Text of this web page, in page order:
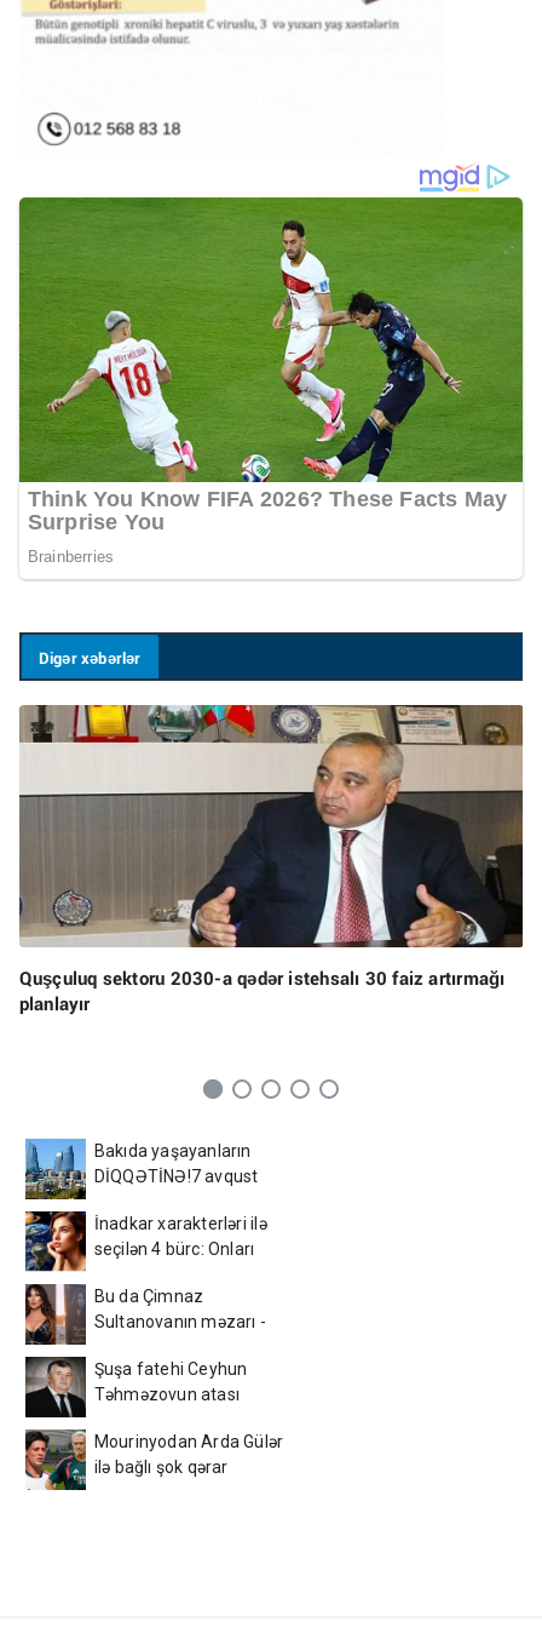
Digər xəbərlər
Quşçuluq sektoru 2030-a qədər istehsalı 30 faiz artırmağı
planlayır
Bakıda yaşayanların
DİQQƏTİNƏ!7 avqust
etibarən...
İnadkar xarakterləri ilə
seçilən 4 bürc: Onları
çətindir
Bu da Çimnaz
Sultanovanın məzarı -
Şuşa fatehi Ceyhun
Təhməzovun atası
Mourinyodan Arda Gülər
ilə bağlı şok qərar